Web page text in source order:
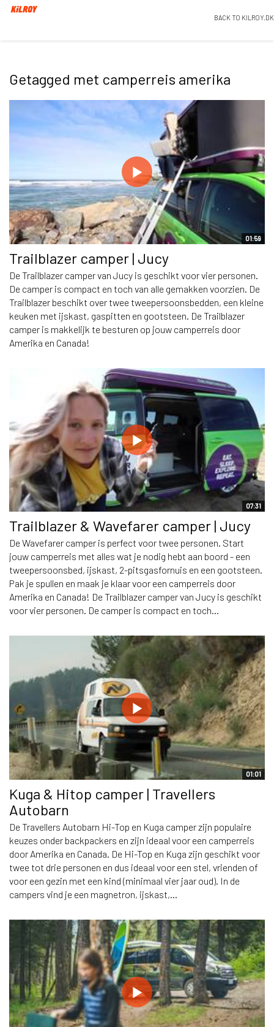
BACK TO KILROY.DK
Getagged met camperreis amerika
01:59
Trailblazer camper | Jucy
De Trailblazer camper van Jucy is geschikt voor vier personen.
De camper is compact en toch van alle gemakken voorzien. De
Trailblazer beschikt over twee tweepersoonsbedden, een kleine
keuken met ijskast, gaspitten en gootsteen. De Trailblazer
camper is makkelijk te besturen op jouw camperreis door
Amerika en Canada!
07:31
Trailblazer & Wavefarer camper | Jucy
De Wavefarer camper is perfect voor twee personen. Start
jouw camperreis met alles wat je nodig hebt aan boord - een
tweepersoonsbed, ijskast, 2-pitsgasfornuis en een gootsteen.
Pak je spullen en maak je klaar voor een camperreis door
Amerika en Canada! De Trailblazer camper van Jucy is geschikt
voor vier personen. De camper is compact en toch...
01:01
Kuga & Hitop camper | Travellers
Autobarn
De Travellers Autobarn Hi-Top en Kuga camper zijn populaire
keuzes onder backpackers en zijn ideaal voor een camperreis
door Amerika en Canada. De Hi-Top en Kuga zijn geschikt voor
twee tot drie personen en dus ideaal voor een stel, vrienden of
voor een gezin met een kind (minimaal vier jaar oud). In de
campers vind je een magnetron, ijskast,...